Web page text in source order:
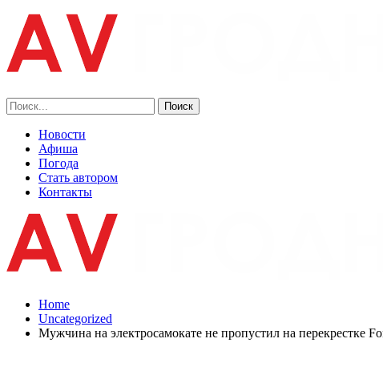
Новости
Афиша
Погода
Стать автором
Контакты
Home
Uncategorized
Мужчина на электросамокате не пропустил на перекрестке